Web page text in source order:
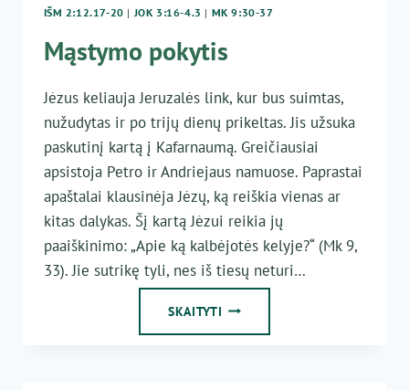
IŠM 2:12.17-20 | JOK 3:16-4.3 | MK 9:30-37
Mąstymo pokytis
Jėzus keliauja Jeruzalės link, kur bus suimtas,
nužudytas ir po trijų dienų prikeltas. Jis užsuka
paskutinį kartą į Kafarnaumą. Greičiausiai
apsistoja Petro ir Andriejaus namuose. Paprastai
apaštalai klausinėja Jėzų, ką reiškia vienas ar
kitas dalykas. Šį kartą Jėzui reikia jų
paaiškinimo: „Apie ką kalbėjotės kelyje?“ (Mk 9,
33). Jie sutrikę tyli, nes iš tiesų neturi…
SKAITYTI MĄSTYMO